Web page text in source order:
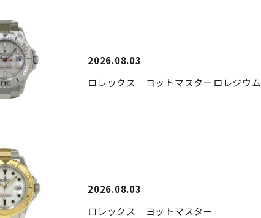
2026.08.03
ロレックス ヨットマスターロレジウム
2026.08.03
ロレックス ヨットマスター